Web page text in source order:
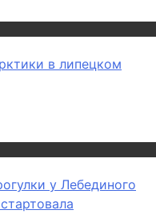
в липецком
у Лебединого